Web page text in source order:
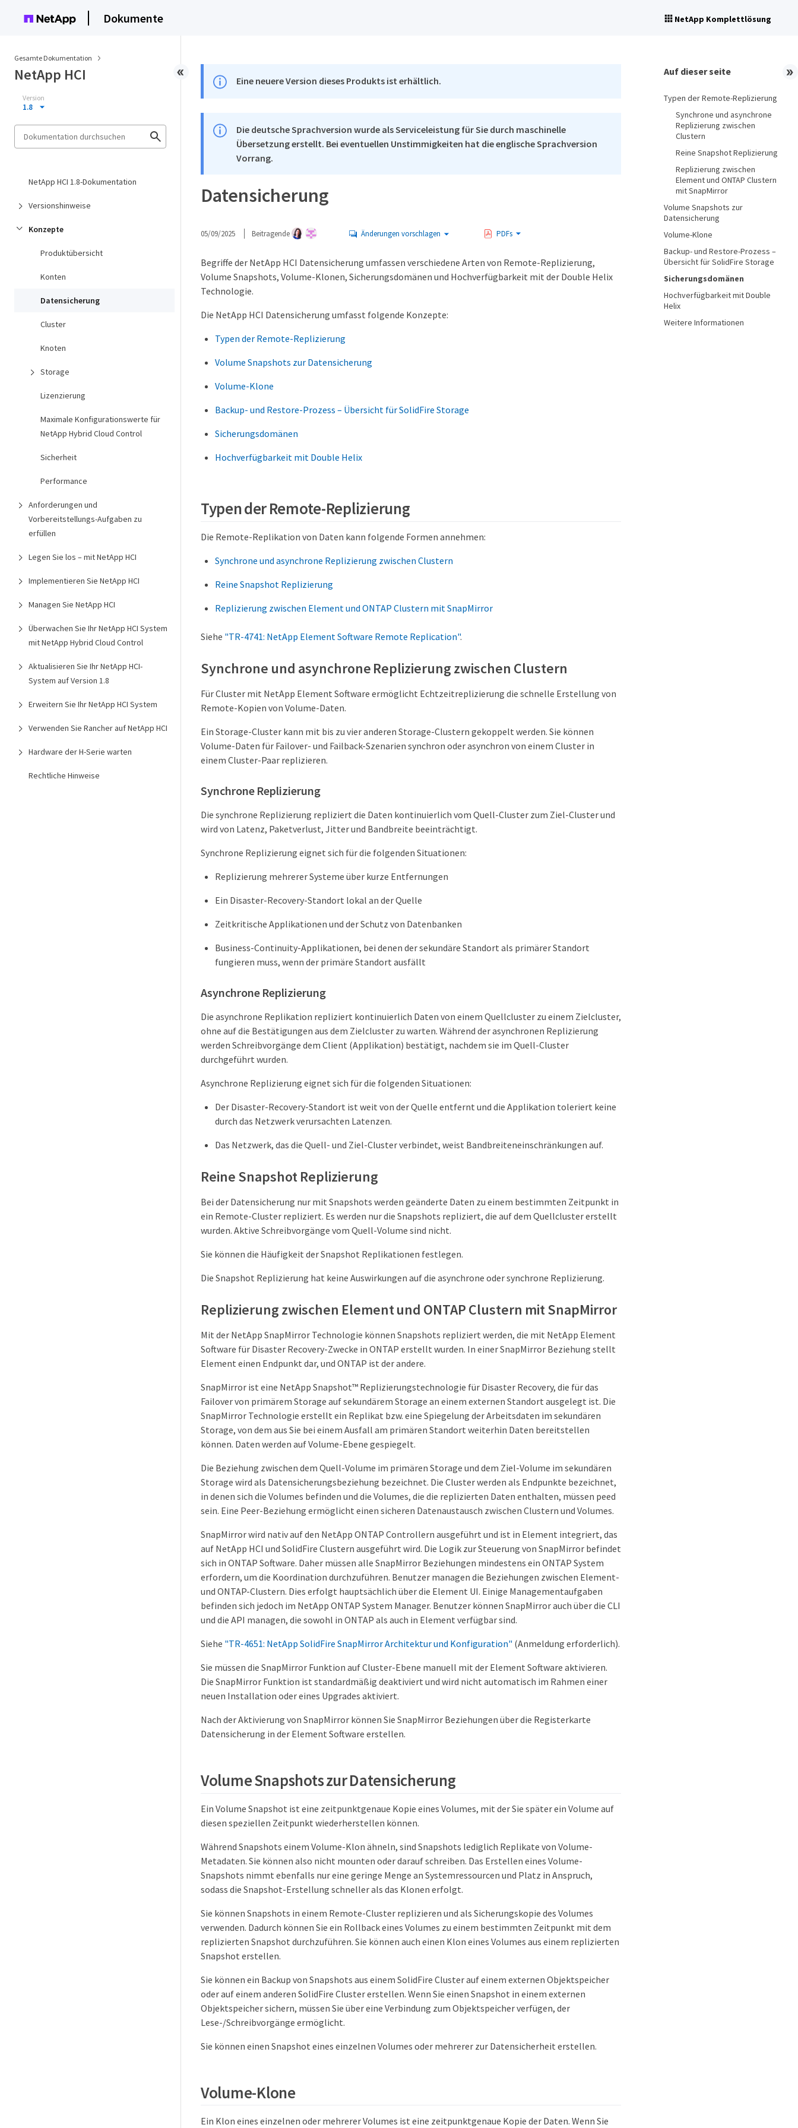
Dokumente NetApp Komplettlösung
Gesamte Dokumentation
NetApp HCI
Version
1.8
NetApp HCI 1.8-Dokumentation
Versionshinweise
Konzepte
Produktübersicht
Konten
Datensicherung
Cluster
Knoten
Storage
Lizenzierung
Maximale Konfigurationswerte für
NetApp Hybrid Cloud Control
Sicherheit
Performance
Anforderungen und
Vorbereitstellungs-Aufgaben zu
erfüllen
Legen Sie los – mit NetApp HCI
Implementieren Sie NetApp HCI
Managen Sie NetApp HCI
Überwachen Sie Ihr NetApp HCI System
mit NetApp Hybrid Cloud Control
Aktualisieren Sie Ihr NetApp HCI-
System auf Version 1.8
Erweitern Sie Ihr NetApp HCI System
Verwenden Sie Rancher auf NetApp HCI
Hardware der H-Serie warten
Rechtliche Hinweise
Eine neuere Version dieses Produkts ist erhältlich.
Die deutsche Sprachversion wurde als Serviceleistung für Sie durch maschinelle
Übersetzung erstellt. Bei eventuellen Unstimmigkeiten hat die englische Sprachversion
Vorrang.
Datensicherung
05/09/2025 Beitragende Änderungen vorschlagen PDFs
Begriffe der NetApp HCI Datensicherung umfassen verschiedene Arten von Remote-Replizierung,
Volume Snapshots, Volume-Klonen, Sicherungsdomänen und Hochverfügbarkeit mit der Double Helix
Technologie.
Die NetApp HCI Datensicherung umfasst folgende Konzepte:
Typen der Remote-Replizierung
Volume Snapshots zur Datensicherung
Volume-Klone
Backup- und Restore-Prozess – Übersicht für SolidFire Storage
Sicherungsdomänen
Hochverfügbarkeit mit Double Helix
Typen der Remote-Replizierung
Die Remote-Replikation von Daten kann folgende Formen annehmen:
Synchrone und asynchrone Replizierung zwischen Clustern
Reine Snapshot Replizierung
Replizierung zwischen Element und ONTAP Clustern mit SnapMirror
Siehe "TR-4741: NetApp Element Software Remote Replication".
Synchrone und asynchrone Replizierung zwischen Clustern
Für Cluster mit NetApp Element Software ermöglicht Echtzeitreplizierung die schnelle Erstellung von
Remote-Kopien von Volume-Daten.
Ein Storage-Cluster kann mit bis zu vier anderen Storage-Clustern gekoppelt werden. Sie können
Volume-Daten für Failover- und Failback-Szenarien synchron oder asynchron von einem Cluster in
einem Cluster-Paar replizieren.
Synchrone Replizierung
Die synchrone Replizierung repliziert die Daten kontinuierlich vom Quell-Cluster zum Ziel-Cluster und
wird von Latenz, Paketverlust, Jitter und Bandbreite beeinträchtigt.
Synchrone Replizierung eignet sich für die folgenden Situationen:
Replizierung mehrerer Systeme über kurze Entfernungen
Ein Disaster-Recovery-Standort lokal an der Quelle
Zeitkritische Applikationen und der Schutz von Datenbanken
Business-Continuity-Applikationen, bei denen der sekundäre Standort als primärer Standort
fungieren muss, wenn der primäre Standort ausfällt
Asynchrone Replizierung
Die asynchrone Replikation repliziert kontinuierlich Daten von einem Quellcluster zu einem Zielcluster,
ohne auf die Bestätigungen aus dem Zielcluster zu warten. Während der asynchronen Replizierung
werden Schreibvorgänge dem Client (Applikation) bestätigt, nachdem sie im Quell-Cluster
durchgeführt wurden.
Asynchrone Replizierung eignet sich für die folgenden Situationen:
Der Disaster-Recovery-Standort ist weit von der Quelle entfernt und die Applikation toleriert keine
durch das Netzwerk verursachten Latenzen.
Das Netzwerk, das die Quell- und Ziel-Cluster verbindet, weist Bandbreiteneinschränkungen auf.
Reine Snapshot Replizierung
Bei der Datensicherung nur mit Snapshots werden geänderte Daten zu einem bestimmten Zeitpunkt in
ein Remote-Cluster repliziert. Es werden nur die Snapshots repliziert, die auf dem Quellcluster erstellt
wurden. Aktive Schreibvorgänge vom Quell-Volume sind nicht.
Sie können die Häufigkeit der Snapshot Replikationen festlegen.
Die Snapshot Replizierung hat keine Auswirkungen auf die asynchrone oder synchrone Replizierung.
Replizierung zwischen Element und ONTAP Clustern mit SnapMirror
Mit der NetApp SnapMirror Technologie können Snapshots repliziert werden, die mit NetApp Element
Software für Disaster Recovery-Zwecke in ONTAP erstellt wurden. In einer SnapMirror Beziehung stellt
Element einen Endpunkt dar, und ONTAP ist der andere.
SnapMirror ist eine NetApp Snapshot™ Replizierungstechnologie für Disaster Recovery, die für das
Failover von primärem Storage auf sekundärem Storage an einem externen Standort ausgelegt ist. Die
SnapMirror Technologie erstellt ein Replikat bzw. eine Spiegelung der Arbeitsdaten im sekundären
Storage, von dem aus Sie bei einem Ausfall am primären Standort weiterhin Daten bereitstellen
können. Daten werden auf Volume-Ebene gespiegelt.
Die Beziehung zwischen dem Quell-Volume im primären Storage und dem Ziel-Volume im sekundären
Storage wird als Datensicherungsbeziehung bezeichnet. Die Cluster werden als Endpunkte bezeichnet,
in denen sich die Volumes befinden und die Volumes, die die replizierten Daten enthalten, müssen peed
sein. Eine Peer-Beziehung ermöglicht einen sicheren Datenaustausch zwischen Clustern und Volumes.
SnapMirror wird nativ auf den NetApp ONTAP Controllern ausgeführt und ist in Element integriert, das
auf NetApp HCI und SolidFire Clustern ausgeführt wird. Die Logik zur Steuerung von SnapMirror befindet
sich in ONTAP Software. Daher müssen alle SnapMirror Beziehungen mindestens ein ONTAP System
erfordern, um die Koordination durchzuführen. Benutzer managen die Beziehungen zwischen Element-
und ONTAP-Clustern. Dies erfolgt hauptsächlich über die Element UI. Einige Managementaufgaben
befinden sich jedoch im NetApp ONTAP System Manager. Benutzer können SnapMirror auch über die CLI
und die API managen, die sowohl in ONTAP als auch in Element verfügbar sind.
Siehe "TR-4651: NetApp SolidFire SnapMirror Architektur und Konfiguration" (Anmeldung erforderlich).
Sie müssen die SnapMirror Funktion auf Cluster-Ebene manuell mit der Element Software aktivieren.
Die SnapMirror Funktion ist standardmäßig deaktiviert und wird nicht automatisch im Rahmen einer
neuen Installation oder eines Upgrades aktiviert.
Nach der Aktivierung von SnapMirror können Sie SnapMirror Beziehungen über die Registerkarte
Datensicherung in der Element Software erstellen.
Volume Snapshots zur Datensicherung
Ein Volume Snapshot ist eine zeitpunktgenaue Kopie eines Volumes, mit der Sie später ein Volume auf
diesen speziellen Zeitpunkt wiederherstellen können.
Während Snapshots einem Volume-Klon ähneln, sind Snapshots lediglich Replikate von Volume-
Metadaten. Sie können also nicht mounten oder darauf schreiben. Das Erstellen eines Volume-
Snapshots nimmt ebenfalls nur eine geringe Menge an Systemressourcen und Platz in Anspruch,
sodass die Snapshot-Erstellung schneller als das Klonen erfolgt.
Sie können Snapshots in einem Remote-Cluster replizieren und als Sicherungskopie des Volumes
verwenden. Dadurch können Sie ein Rollback eines Volumes zu einem bestimmten Zeitpunkt mit dem
replizierten Snapshot durchzuführen. Sie können auch einen Klon eines Volumes aus einem replizierten
Snapshot erstellen.
Sie können ein Backup von Snapshots aus einem SolidFire Cluster auf einem externen Objektspeicher
oder auf einem anderen SolidFire Cluster erstellen. Wenn Sie einen Snapshot in einem externen
Objektspeicher sichern, müssen Sie über eine Verbindung zum Objektspeicher verfügen, der
Lese-/Schreibvorgänge ermöglicht.
Sie können einen Snapshot eines einzelnen Volumes oder mehrerer zur Datensicherheit erstellen.
Volume-Klone
Ein Klon eines einzelnen oder mehrerer Volumes ist eine zeitpunktgenaue Kopie der Daten. Wenn Sie
Auf dieser seite
Typen der Remote-Replizierung
Synchrone und asynchrone
Replizierung zwischen
Clustern
Reine Snapshot Replizierung
Replizierung zwischen
Element und ONTAP Clustern
mit SnapMirror
Volume Snapshots zur
Datensicherung
Volume-Klone
Backup- und Restore-Prozess –
Übersicht für SolidFire Storage
Sicherungsdomänen
Hochverfügbarkeit mit Double
Helix
Weitere Informationen